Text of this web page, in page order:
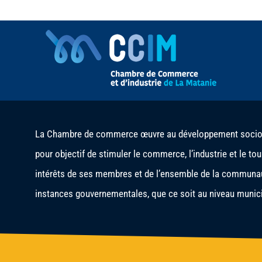
La Chambre de commerce œuvre au développement
pour objectif de stimuler le commerce, l’industrie et le
intérêts de ses membres et de l’ensemble de la
instances gouvernementales, que ce soit au niveau